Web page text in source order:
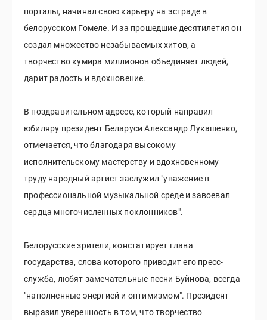
порталы, начинал свою карьеру на эстраде в
белорусском Гомеле. И за прошедшие десятилетия он
создал множество незабываемых хитов, а
творчество кумира миллионов объединяет людей,
дарит радость и вдохновение.
В поздравительном адресе, который направил
юбиляру президент Беларуси Александр Лукашенко,
отмечается, что благодаря высокому
исполнительскому мастерству и вдохновенному
труду народный артист заслужил "уважение в
профессиональной музыкальной среде и завоевал
сердца многочисленных поклонников".
Белорусские зрители, констатирует глава
государства, слова которого приводит его пресс-
служба, любят замечательные песни Буйнова, всегда
"наполненные энергией и оптимизмом". Президент
выразил уверенность в том, что творчество